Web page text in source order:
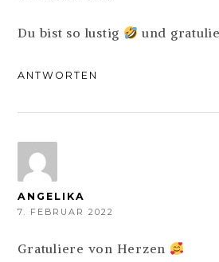
Du bist so lustig und
ANTWORTEN
ANGELIKA
7. FEBRUAR 2022
Gratuliere von Herzen